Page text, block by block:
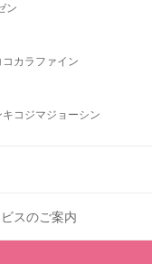
ン
コカラファイン
コジマジョーシン
スのご案内